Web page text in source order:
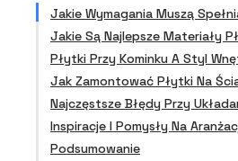
Jakie Wymagania Muszą
Jakie Są Najlepsze Materiały
Płytki Przy Kominku A Styl
Jak Zamontować Płytki Na
Najczęstsze Błędy Przy
Inspiracje I Pomysły Na
Podsumowanie